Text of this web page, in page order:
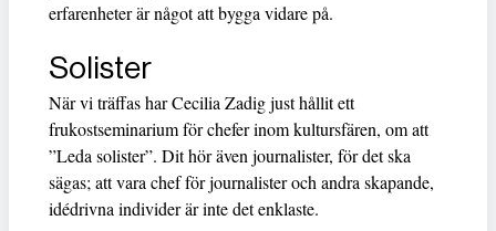
erfarenheter är något att bygga vidare på.
Solister
När vi träffas har Cecilia Zadig just hållit ett
frukostseminarium för chefer inom kultursfären, om att
”Leda solister”. Dit hör även journalister, för det ska
sägas; att vara chef för journalister och andra skapande,
idédrivna individer är inte det enklaste.